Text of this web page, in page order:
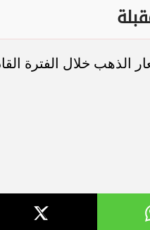
الذهب خلال الفترة